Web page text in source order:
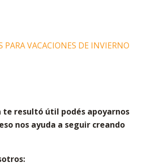
PARA VACACIONES DE INVIERNO
te resultó útil podés apoyarnos
nos ayuda a seguir creando